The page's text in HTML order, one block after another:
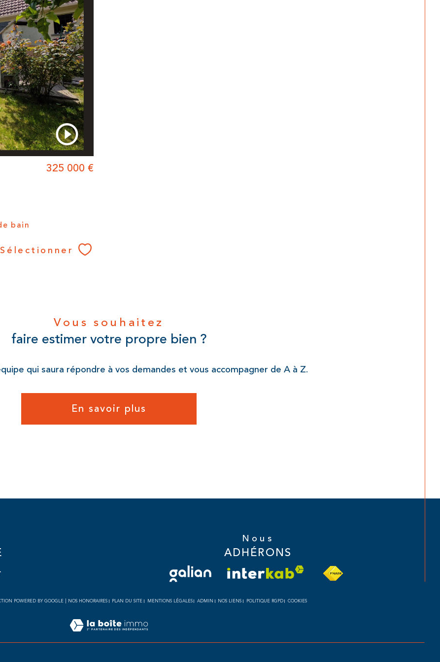
325 000 €
bain
Sélectionner
Vous souhaitez
faire estimer votre propre bien ?
qui saura répondre à vos demandes et vous accompagner de A à Z.
En savoir plus
Nous
ADHÉRONS
POWERED BY GOOGLE | NOS HONORAIRES PLAN DU SITE MENTIONS LÉGALES ADMIN NOS LIENS POLITIQUE RGPD COOKIES